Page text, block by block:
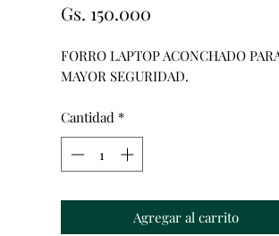
Gs. 150.000
FORRO LAPTOP ACONCHADO
MAYOR SEGURIDAD.
Cantidad *
Agregar al carrito